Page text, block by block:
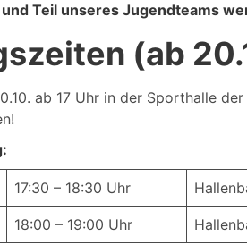
Teil unseres Jugendteams
(ab
ab 17 Uhr in der Sporthalle
17:30 – 18:30 Uhr
18:00 – 19:00 Uhr